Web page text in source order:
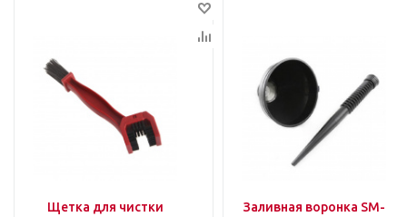
Щетка для чистки
Заливная воронка SM-